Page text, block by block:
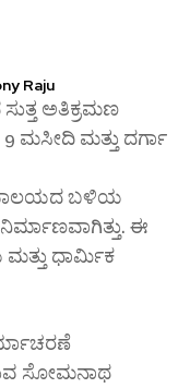
Raju
ಅತಿಕ್ರಮಣ
9 ಮಸೀದಿ ಮತ್ತು ದರ್ಗಾ
ಬಳಿಯ
ಈ
ಮತ್ತು ಧಾರ್ಮಿಕ
ಸೋಮನಾಥ